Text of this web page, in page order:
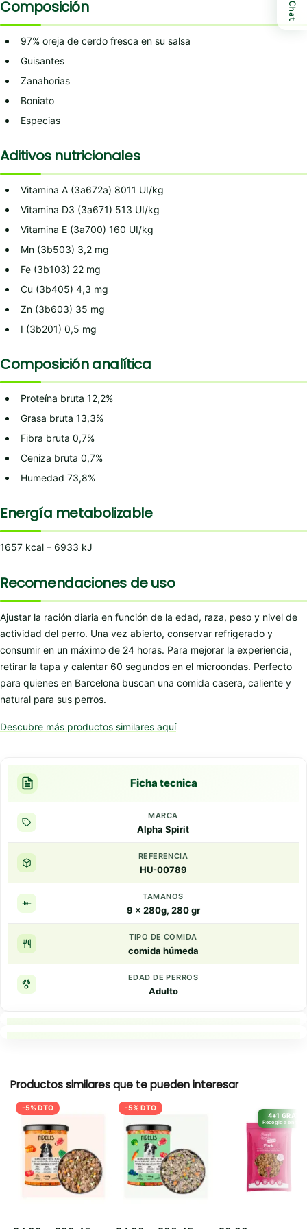
Composición
97% oreja de cerdo fresca en su salsa
Guisantes
Zanahorias
Boniato
Especias
Aditivos nutricionales
Vitamina A (3a672a) 8011 UI/kg
Vitamina D3 (3a671) 513 UI/kg
Vitamina E (3a700) 160 UI/kg
Mn (3b503) 3,2 mg
Fe (3b103) 22 mg
Cu (3b405) 4,3 mg
Zn (3b603) 35 mg
I (3b201) 0,5 mg
Composición analítica
Proteína bruta 12,2%
Grasa bruta 13,3%
Fibra bruta 0,7%
Ceniza bruta 0,7%
Humedad 73,8%
Energía metabolizable
1657 kcal – 6933 kJ
Recomendaciones de uso
Ajustar la ración diaria en función de la edad, raza, peso y nivel de
actividad del perro. Una vez abierto, conservar refrigerado y
consumir en un máximo de 24 horas. Para mejorar la experiencia,
retirar la tapa y calentar 60 segundos en el microondas. Perfecto
para quienes en Barcelona buscan una comida casera, caliente y
natural para sus perros.
Descubre más productos similares aquí
Ficha tecnica
MARCA
Alpha Spirit
REFERENCIA
HU-00789
TAMANOS
9 x 280g, 280 gr
TIPO DE COMIDA
comida húmeda
EDAD DE PERROS
Adulto
Productos similares que te pueden interesar
-5% DTO -5% DTO
4+1 GRATIS
Recogida en
Chat